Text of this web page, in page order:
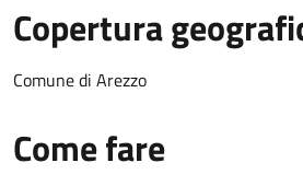
Copertura
Comune di Arezzo
Come fare